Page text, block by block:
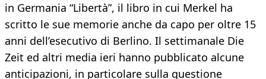
in Germania “Libertà”, il libro in cui Merkel ha
scritto le sue memorie anche da capo per oltre 15
anni dell’esecutivo di Berlino. Il settimanale Die
Zeit ed altri media ieri hanno pubblicato alcune
anticipazioni, in particolare sulla questione